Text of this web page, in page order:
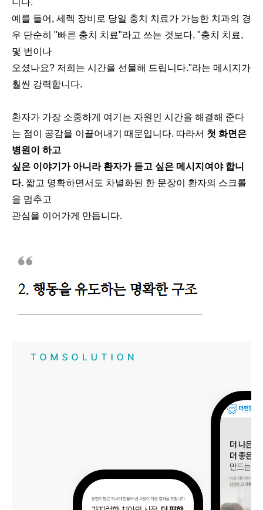
니다.
예를 들어, 세렉 장비로 당일 충치 치료가 가능한 치과의 경
우 단순히 "빠른 충치 치료"라고 쓰는 것보다, "충치 치료,
몇 번이나
오셨나요? 저희는 시간을 선물해 드립니다."라는 메시지가
훨씬 강력합니다.
환자가 가장 소중하게 여기는 자원인 시간을 해결해 준다
는 점이 공감을 이끌어내기 때문입니다. 따라서 첫 화면은
병원이 하고
싶은 이야기가 아니라 환자가 듣고 싶은 메시지여야 합니
다. 짧고 명확하면서도 차별화된 한 문장이 환자의 스크롤
을 멈추고
관심을 이어가게 만듭니다.